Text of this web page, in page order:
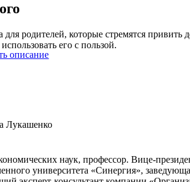
для родителей, которые стремятся
его с пользой.
описание
Лукашенко
наук, профессор. Вице-
университета «Синергия»,